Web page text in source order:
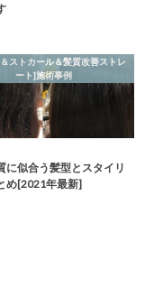
ストカール＆髪質改善ストレ
ート]施術事例
に似合う髪型とスタイリ
め[2021年最新]